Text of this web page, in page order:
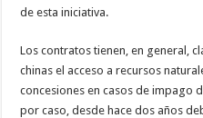
de esta iniciativa.
Los contratos tienen, en general,
chinas el acceso a recursos
concesiones en casos de impago
por caso, desde hace dos años